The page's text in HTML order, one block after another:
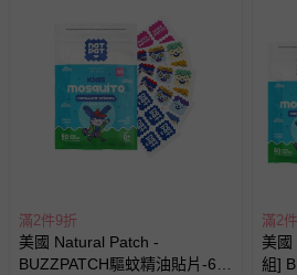
您所購買的商品享有7天的鑑賞期
並非試用期，您所退回的商品必
包含完整包裝、配件、說明文件
如需退換貨，請於收到商品7天（
瑕疵退換貨所產生的運費，將由
並點選『我要退貨』即可進行申請
至媽咪愛LINE@客服ID:
與服務，謝謝。
滿2件9折
美國 Natural Patch -
BUZZPATCH驅蚊精油貼片-60
滿2
美國
組]